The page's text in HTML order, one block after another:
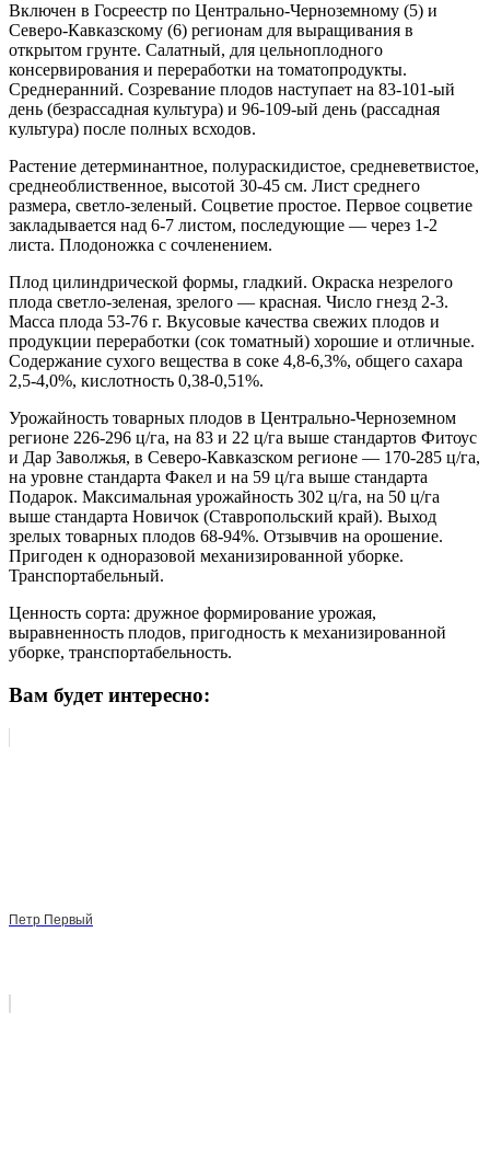
Включен в Госреестр по Центрально-Черноземному (5) и
Северо-Кавказскому (6) регионам для выращивания в
открытом грунте. Салатный, для цельноплодного
консервирования и переработки на томатопродукты.
Среднеранний. Созревание плодов наступает на 83-101-ый
день (безрассадная культура) и 96-109-ый день (рассадная
культура) после полных всходов.
Растение детерминантное, полураскидистое, средневетвистое,
среднеоблиственное, высотой 30-45 см. Лист среднего
размера, светло-зеленый. Соцветие простое. Первое соцветие
закладывается над 6-7 листом, последующие — через 1-2
листа. Плодоножка с сочленением.
Плод цилиндрической формы, гладкий. Окраска незрелого
плода светло-зеленая, зрелого — красная. Число гнезд 2-3.
Масса плода 53-76 г. Вкусовые качества свежих плодов и
продукции переработки (сок томатный) хорошие и отличные.
Содержание сухого вещества в соке 4,8-6,3%, общего сахара
2,5-4,0%, кислотность 0,38-0,51%.
Урожайность товарных плодов в Центрально-Черноземном
регионе 226-296 ц/га, на 83 и 22 ц/га выше стандартов Фитоус
и Дар Заволжья, в Северо-Кавказском регионе — 170-285 ц/га,
на уровне стандарта Факел и на 59 ц/га выше стандарта
Подарок. Максимальная урожайность 302 ц/га, на 50 ц/га
выше стандарта Новичок (Ставропольский край). Выход
зрелых товарных плодов 68-94%. Отзывчив на орошение.
Пригоден к одноразовой механизированной уборке.
Транспортабельный.
Ценность сорта: дружное формирование урожая,
выравненность плодов, пригодность к механизированной
уборке, транспортабельность.
Вам будет интересно:
Петр Первый